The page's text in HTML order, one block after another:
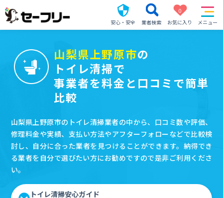
安心・安全 業者検索
0
お気に入り
メニュー
山梨県上野原市の
トイレ清掃で
事業者を料金と口コミで簡単
比較
山梨県上野原市のトイレ清掃業者の中から、口コミ数や評価、
修理料金や実績、支払い方法やアフターフォローなどで比較検
討し、自分に合った業者を見つけることができます。納得でき
る業者を自分で選びたい方にお勧めですので是非ご利用くださ
い。
トイレ清掃安心ガイド